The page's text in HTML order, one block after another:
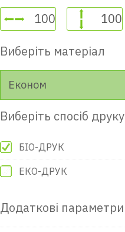
Виберіть матеріал
Економ
Виберіть спосіб друку
БІО-ДРУК
ЕКО-ДРУК
Додаткові параметри